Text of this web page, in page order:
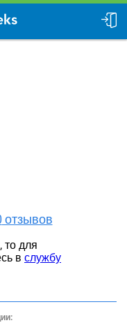
отзывов
то для
в службу